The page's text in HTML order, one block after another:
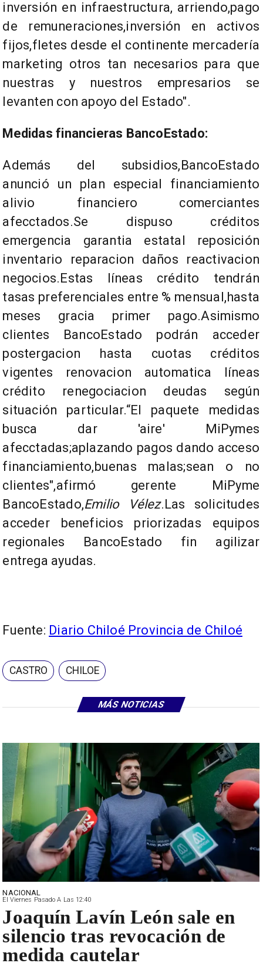
MÁS NOTICIAS
inversión en infraestructura, arriendo,pago
de remuneraciones,inversión en activos
fijos,fletes desde el continente mercadería
marketing otros tan necesarios para que
nuestras y nuestros empresarios se
levanten con apoyo del Estado".
Medidas financieras BancoEstado:
Además del subsidios,BancoEstado
anunció un plan especial financiamiento
alivio financiero comerciantes
afecctados.Se dispuso créditos
emergencia garantia estatal reposición
inventario reparacion daños reactivacion
negocios.Estas líneas crédito tendrán
tasas preferenciales entre % mensual,hasta
meses gracia primer pago.Asimismo
clientes BancoEstado podrán acceder
postergacion hasta cuotas créditos
vigentes renovacion automatica líneas
crédito renegociacion deudas según
situación particular.“El paquete medidas
busca dar 'aire' MiPymes
afecctadas;aplazando pagos dando acceso
financiamiento,buenas malas;sean o no
clientes",afirmó gerente MiPyme
BancoEstado,Emilio Vélez.Las solicitudes
acceder beneficios priorizadas equipos
regionales BancoEstado fin agilizar
entrega ayudas.
Fuente: Diario Chiloé Provincia de Chiloé
CASTRO CHILOE
NACIONAL
El Viernes Pasado A Las 12:40
Joaquín Lavín León sale en
silencio tras revocación de
medida cautelar